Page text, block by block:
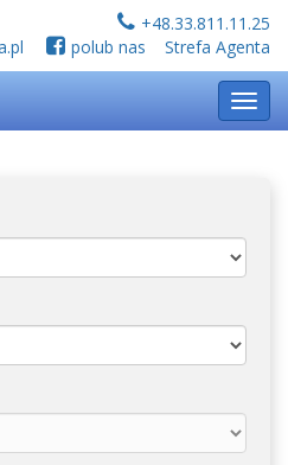
+48.33.811.11.25
polub nas Strefa Agenta